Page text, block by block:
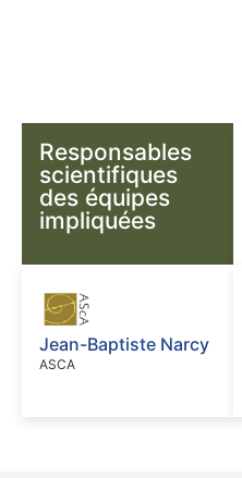
Responsables
scientifiques
des équipes
impliquées
Jean-Baptiste Narcy
ASCA